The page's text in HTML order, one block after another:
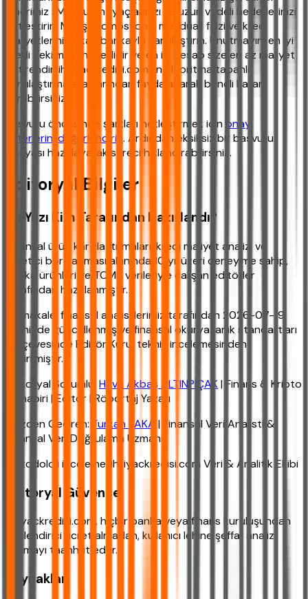
Önerimiz : Mevcut ihtiyaçlarınızı ve uzun vadeli hedeflerinizi
netleştirin. Maaş promosyonu, mevduat faizi ve kredi
maliyetlerini birkaç bankayla karşılaştırın. Unutmayın, en iyi
kredi çekilmeyen kredidir ve en iyi hesap size en az maliyet
getirendir. ihtiyackredisi.com'un algoritma tabanlı
karşılaştırma araçlarından faydalanarak bilinçli karar
verebilirsiniz.
Başvuru öncesinde şartları netleştirmek için onay
kriterlerini değerlendirin . Ardından eksiksiz bir başvuru
dosyası hazırlayarak süreci hızlandırabilirsiniz.
Editoryal Bilgiler
Bu Yazı Kim Tarafından Hazırlandı?
Finansal ürün karşılaştırmaları, kredi maliyet analizi ve
tüketici borçlanması alanında 10 yıl üzeri deneyime sahip,
banka ürünleri ve TCMB verileriyle çalışan editörler
tarafından hazırlanmıştır.
Bu makale, finansal analistlerimiz tarafından 2026-07-19
tarihinde güncellenmiş ve finansal okuryazarlık standartları
çerçevesinde Editör Kurul teknik incelemesinden
geçirilmiştir.
Editoryal Sorumlu: Hava Akbaş ALTINPIÇAK| Finans & Kripto
Muhabiri | Editör | Röportaj Yazarı
Gözden Geçiren: Furkan YAKA | Finansal Veri Analisti &
Finansal Veri Doğrulama Uzmanı
Metodoloji inceleme: ihtiyackredisi.com Veri & Analitik Ekibi
Editoryal Güvence
ihtiyackredisi.com, hiçbir banka veya finans kuruluşundan
yönlendirici ücret almadan, kullanıcı lehine şeffaf analiz
sunmayı taahhüt eder.
Kaynaklar